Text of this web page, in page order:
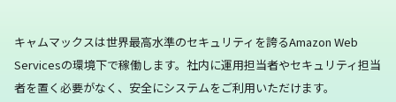
キャムマックスは世界最高水準のセキュリティを誇るAmazon Web
Servicesの環境下で稼働します。 社内に運用担当者やセキュリティ担当
者を置く必要がなく、安全にシステムをご利用いただけます。